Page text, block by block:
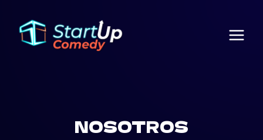
contenido
NOSOTROS